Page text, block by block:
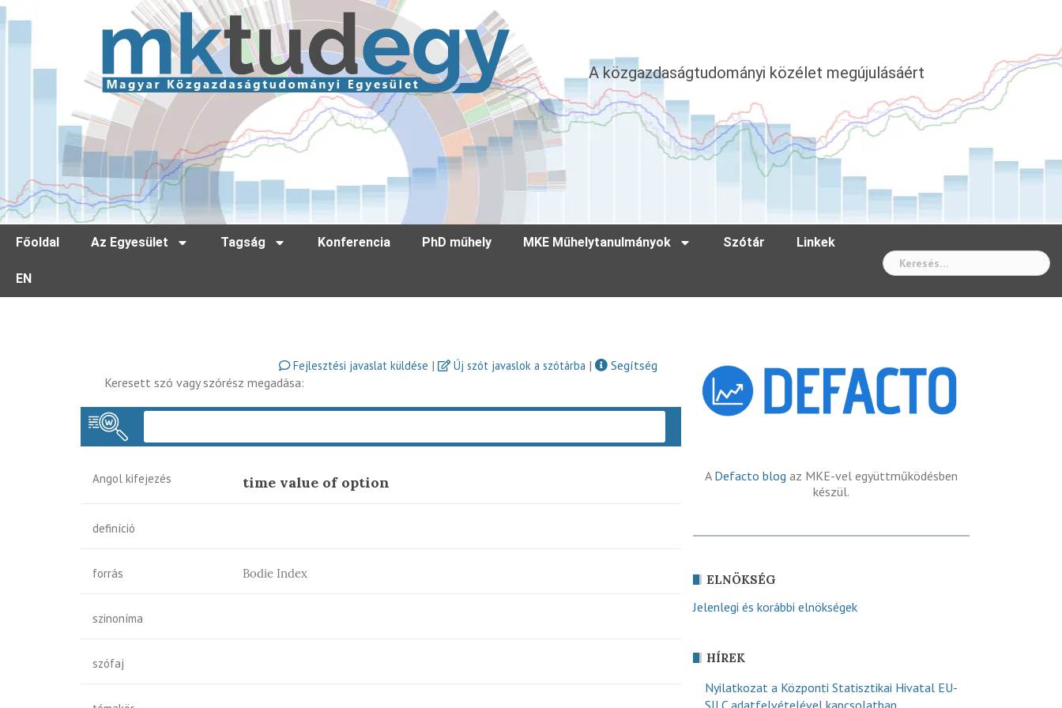
A közgazdaságtudományi közélet megújulásáért
Főoldal Az Egyesület Tagság Konferencia PhD műhely MKE Műhelytanulmányok Szótár Linkek
EN
Fejlesztési javaslat küldése | Új szót javaslok a szótárba |
Segítség
Keresett szó vagy szórész megadása:
Angol kifejezés time value of option
definíció
forrás Bodie Index
szinoníma
szófaj
A Defacto blog az MKE-vel együttműködésben
készül.
ELNÖKSÉG
Jelenlegi és korábbi elnökségek
HÍREK
Nyilatkozat a Központi Statisztikai Hivatal EU-
SILC adatfelvételével kapcsolatban